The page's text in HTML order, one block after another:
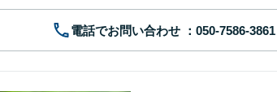
電話でお問い合わせ